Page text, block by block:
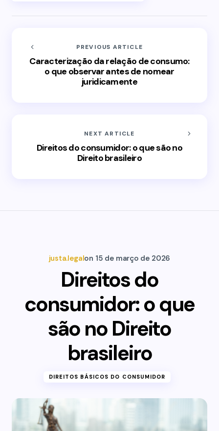
PREVIOUS ARTICLE
Caracterização da relação de consumo:
o que observar antes de nomear
juridicamente
NEXT ARTICLE
Direitos do consumidor: o que são no
Direito brasileiro
justa.legalon 15 de março de 2026
Direitos do
consumidor: o que
são no Direito
brasileiro
DIREITOS BÁSICOS DO CONSUMIDOR